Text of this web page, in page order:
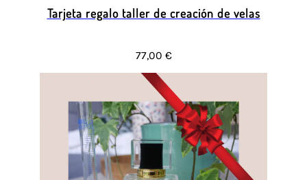
Tarjeta regalo taller de creación de velas
77,00 €